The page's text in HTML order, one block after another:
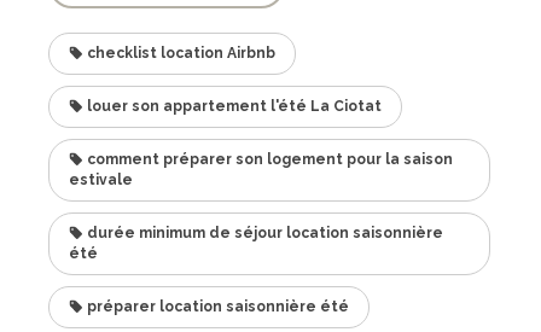
checklist location Airbnb
louer son appartement l'été La Ciotat
comment préparer son logement pour la saison
estivale
durée minimum de séjour location saisonnière
été
préparer location saisonnière été